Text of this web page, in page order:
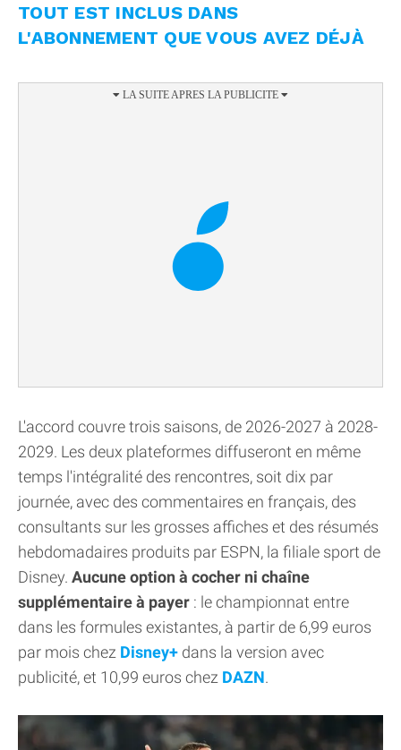
TOUT EST INCLUS DANS
L'ABONNEMENT QUE VOUS AVEZ DÉJÀ
L'accord couvre trois saisons, de 2026-2027 à 2028-
2029. Les deux plateformes diffuseront en même
temps l'intégralité des rencontres, soit dix par
journée, avec des commentaires en français, des
consultants sur les grosses affiches et des résumés
hebdomadaires produits par ESPN, la filiale sport de
Disney. Aucune option à cocher ni chaîne
supplémentaire à payer : le championnat entre
dans les formules existantes, à partir de 6,99 euros
par mois chez Disney+ dans la version avec
publicité, et 10,99 euros chez DAZN.